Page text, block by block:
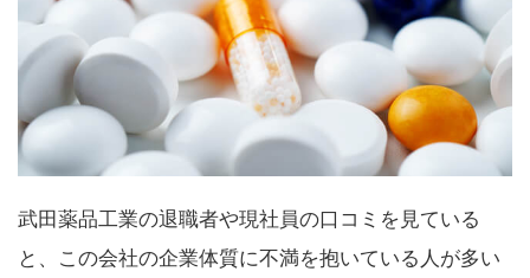
武田薬品工業の退職者や現社員の口コミを見ている
と、この会社の企業体質に不満を抱いている人が多い